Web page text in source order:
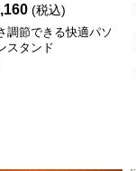
(税込)
調節できる快適パソ
スタンド